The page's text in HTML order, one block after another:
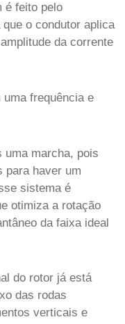
é feito pelo
o condutor aplica
da corrente
frequência e
uma marcha, pois
para haver um
sistema é
otimiza a rotação
da faixa ideal
do rotor já está
das rodas
verticais e